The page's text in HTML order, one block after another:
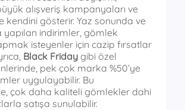
alışveriş kampanyaları ve
kendini gösterir. Yaz sonunda ve
yapılan indirimler, gömlek
isteyenler için cazip fırsatlar
Black Friday gibi özel
pek çok marka %50’ye
uygulayabilir. Bu
çok daha kaliteli gömlekler dahi
satışa sunulabilir.